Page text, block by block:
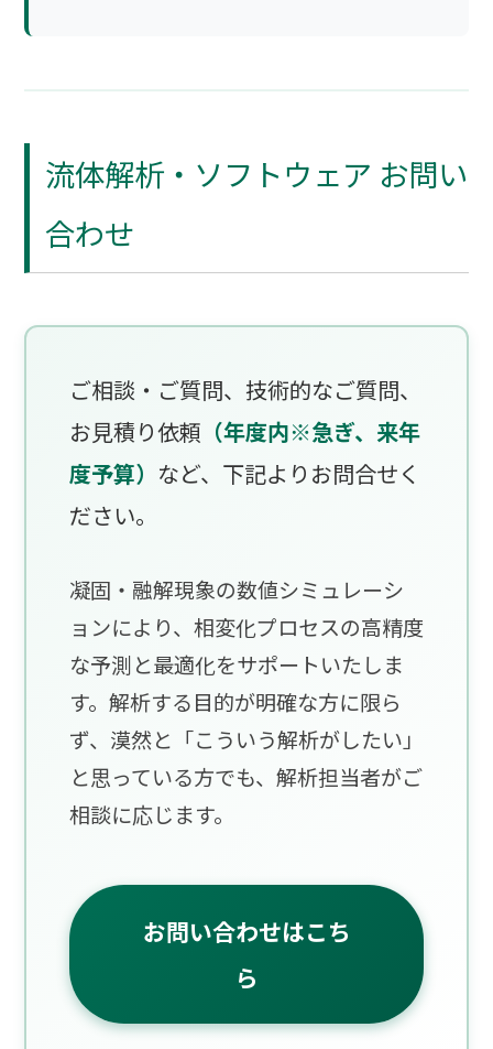
流体解析・ソフトウェア お問い
合わせ
ご相談・ご質問、技術的なご質問、
お見積り依頼 （年度内※急ぎ、来年
度予算） など、下記よりお問合せく
ださい。
凝固・融解現象の数値シミュレーシ
ョンにより、相変化プロセスの高精度
な予測と最適化をサポートいたしま
す。解析する目的が明確な方に限ら
ず、漠然と「こういう解析がしたい」
と思っている方でも、解析担当者がご
相談に応じます。
お問い合わせはこち
ら